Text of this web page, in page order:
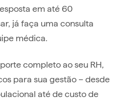
em até 60
já faça uma consulta
médica.
completo ao seu RH,
para sua gestão – desde
até de custo de